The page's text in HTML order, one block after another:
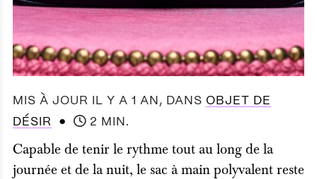
MIS À JOUR IL Y A 1 AN , DANS OBJET DE
DÉSIR
● 2 MIN.
Capable de tenir le rythme tout au long de la
journée et de la nuit, le sac à main polyvalent reste